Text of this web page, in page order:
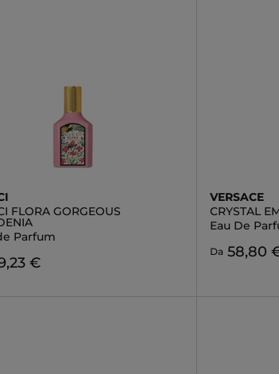
FLORA GORGEOUS
Parfum
€
VERSACE
CRYSTAL
Eau De
Da 58,80